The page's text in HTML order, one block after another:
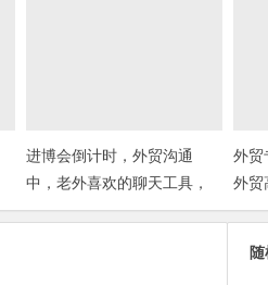
进博会倒计时，外贸沟通
中，老外喜欢的聊天工具，
你知道几种？
外贸
外贸